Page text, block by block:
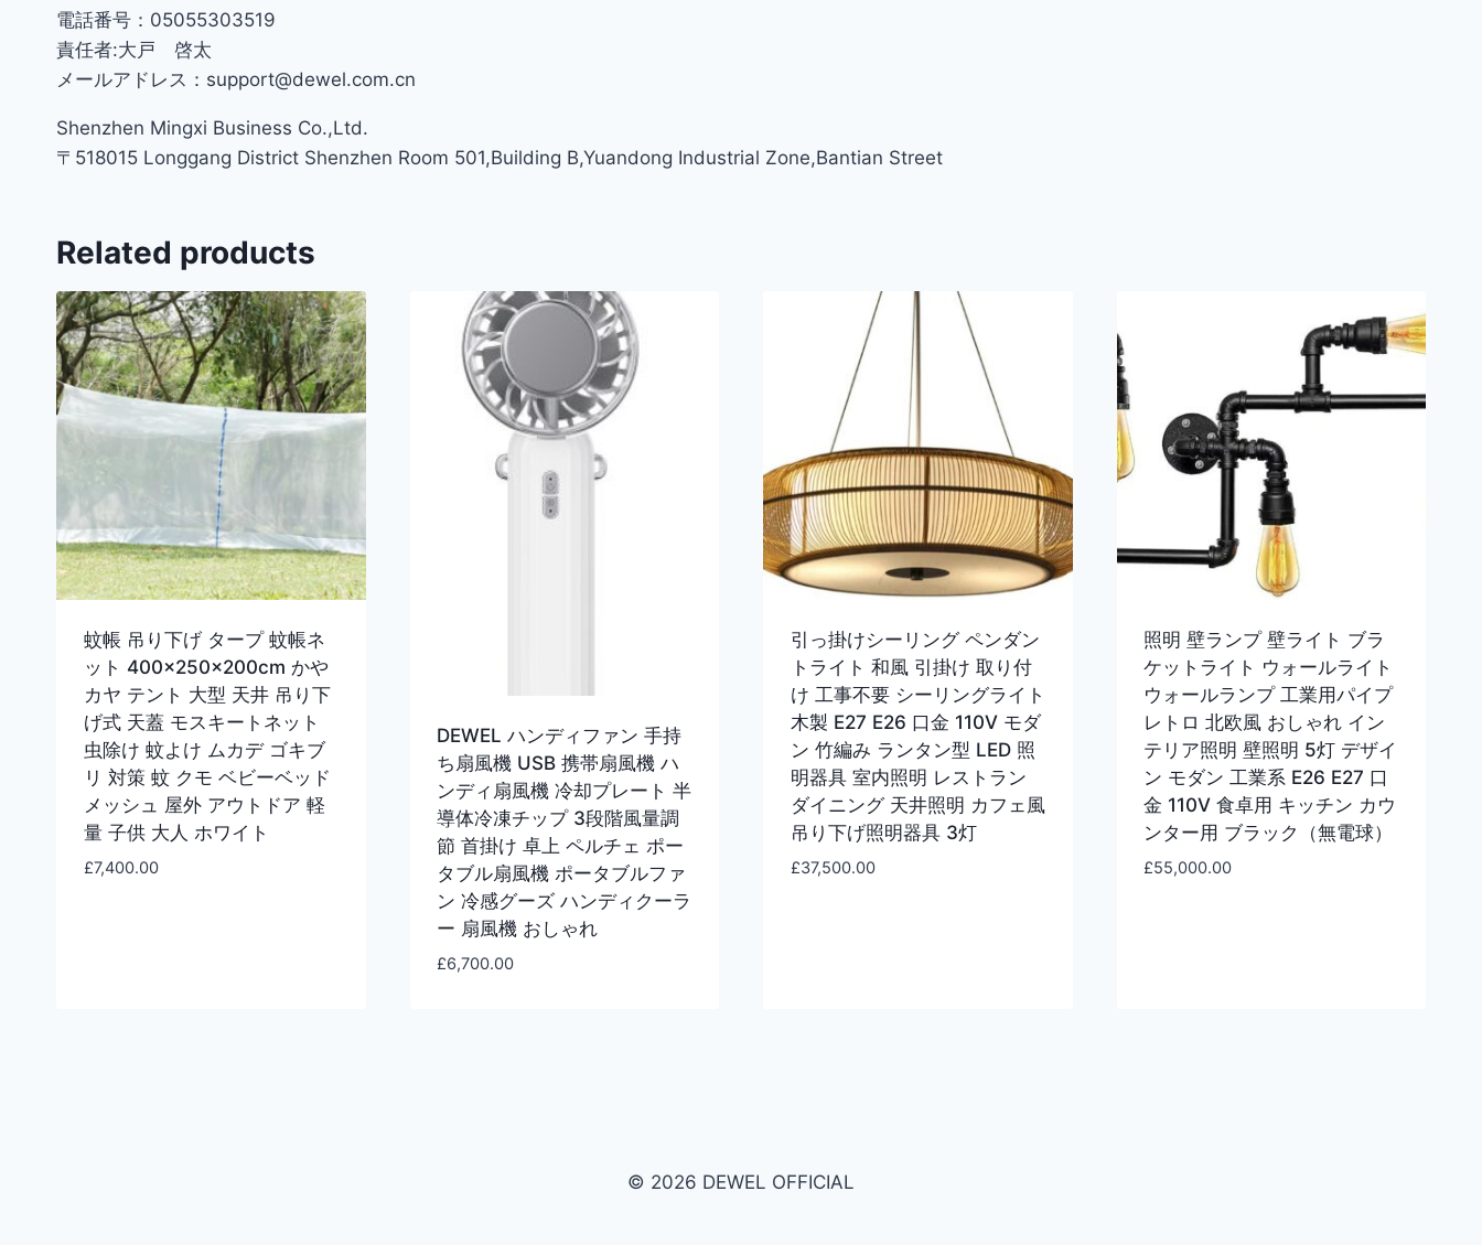
電話番号：05055303519
責任者:大戸 啓太
メールアドレス：support@dewel.com.cn
Shenzhen Mingxi Business Co.,Ltd.
〒518015 Longgang District Shenzhen Room 501,Building B,Yuandong Industrial Zone,Bantian Street
Related products
蚊帳 吊り下げ タープ 蚊帳ネ
ット 400×250×200cm かや
カヤ テント 大型 天井 吊り下
げ式 天蓋 モスキートネット
虫除け 蚊よけ ムカデ ゴキブ
リ 対策 蚊 クモ ベビーベッド
メッシュ 屋外 アウトドア 軽
量 子供 大人 ホワイト
£7,400.00
DEWEL ハンディファン 手持
ち扇風機 USB 携帯扇風機 ハ
ンディ扇風機 冷却プレート 半
導体冷凍チップ 3段階風量調
節 首掛け 卓上 ペルチェ ポー
タブル扇風機 ポータブルファ
ン 冷感グーズ ハンディクーラ
ー 扇風機 おしゃれ
£6,700.00
引っ掛けシーリング ペンダン
トライト 和風 引掛け 取り付
け 工事不要 シーリングライト
木製 E27 E26 口金 110V モダ
ン 竹編み ランタン型 LED 照
明器具 室内照明 レストラン
ダイニング 天井照明 カフェ風
吊り下げ照明器具 3灯
£37,500.00
照明 壁ランプ 壁ライト ブラ
ケットライト ウォールライト
ウォールランプ 工業用パイプ
レトロ 北欧風 おしゃれ イン
テリア照明 壁照明 5灯 デザイ
ン モダン 工業系 E26 E27 口
金 110V 食卓用 キッチン カウ
ンター用 ブラック（無電球）
£55,000.00
© 2026 DEWEL OFFICIAL